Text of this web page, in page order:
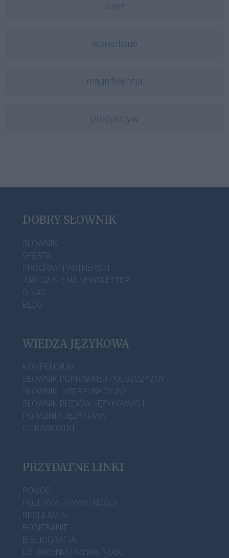
Asyż
leprechaun
magnificencja
predykatyw
DOBRY SŁOWNIK
SŁOWNIK
OFERTA
PROGRAM PARTNERSKI
ZAPISZ SIĘ NA NEWSLETTER
O NAS
BLOG
WIEDZA JĘZYKOWA
KOMPENDIUM
SŁOWNIK POPRAWNEJ POLSZCZYZNY
SŁOWNIK INTERPUNKCYJNY
SŁOWNIK BŁĘDÓW JĘZYKOWYCH
PORADNIA JĘZYKOWA
CIEKAWOSTKI
PRZYDATNE LINKI
POMOC
POLITYKA PRYWATNOŚCI
REGULAMIN
POBIERANIE
BIBLIOGRAFIA
USTAWIENIA PRYWATNOŚCI